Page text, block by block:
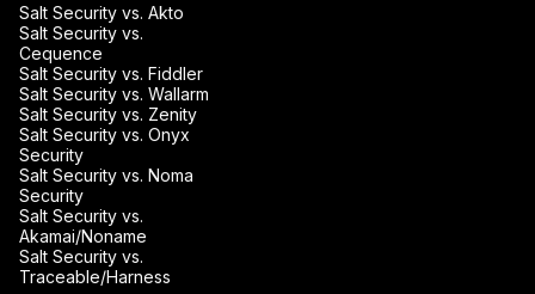
Salt Security vs. Akto
Salt Security vs.
Cequence
Salt Security vs. Fiddler
Salt Security vs. Wallarm
Salt Security vs. Zenity
Salt Security vs. Onyx
Security
Salt Security vs. Noma
Security
Salt Security vs.
Akamai/Noname
Salt Security vs.
Traceable/Harness